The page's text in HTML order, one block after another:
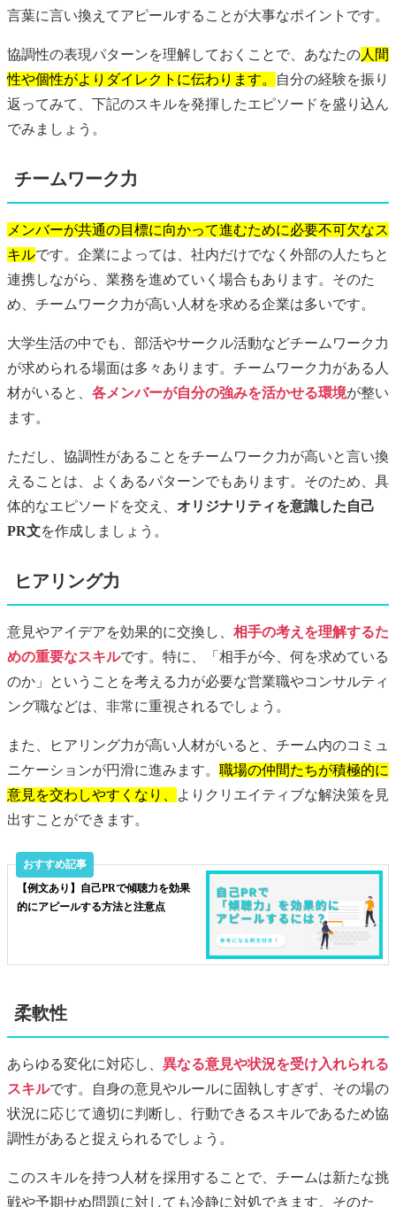
言葉に言い換えてアピールすることが大事なポイントです。
協調性の表現パターンを理解しておくことで、あなたの人間
性や個性がよりダイレクトに伝わります。
自分の経験を振り
返ってみて、下記のスキルを発揮したエピソードを盛り込ん
でみましょう。
チームワーク力
メンバーが共通の目標に向かって進むために必要不可欠なス
キルです。企業によっては、社内だけでなく外部の人たちと
連携しながら、業務を進めていく場合もあります。そのた
め、チームワーク力が高い人材を求める企業は多いです。
大学生活の中でも、部活やサークル活動などチームワーク力
が求められる場面は多々あります。チームワーク力がある人
材がいると、 各メンバーが自分の強みを活かせる環境が整い
ます。
ただし、協調性があることをチームワーク力が高いと言い換
えることは、よくあるパターンでもあります。そのため、具
体的なエピソードを交え、 オリジナリティを意識した自己
PR文を作成しましょう。
ヒアリング力
意見やアイデアを効果的に交換し、 相手の考えを理解するた
めの重要なスキルです。特に、「相手が今、何を求めている
のか」ということを考える力が必要な営業職やコンサルティ
ング職などは、非常に重視されるでしょう。
また、ヒアリング力が高い人材がいると、チーム内のコミュ
ニケーションが円滑に進みます。 職場の仲間たちが積極的に
意見を交わしやすくなり、
よりクリエイティブな解決策を見
出すことができます。
【例文あり】自己PRで傾聴力を効果
的にアピールする方法と注意点
柔軟性
あらゆる変化に対応し、 異なる意見や状況を受け入れられる
スキルです。自身の意見やルールに固執しすぎず、その場の
状況に応じて適切に判断し、行動できるスキルであるため協
調性があると捉えられるでしょう。
このスキルを持つ人材を採用することで、チームは新たな挑
戦や予期せぬ問題に対しても冷静に対処できます。そのた